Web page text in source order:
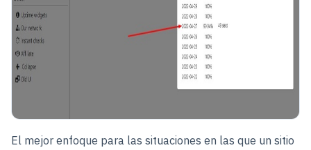
El mejor enfoque para las situaciones en las que un sitio